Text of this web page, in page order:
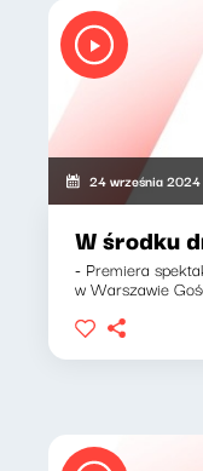
24 września 2024
W środku
- Premiera
w Warszawie